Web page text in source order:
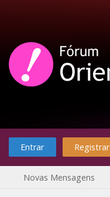
Entrar Registrar
Novas Mensagens